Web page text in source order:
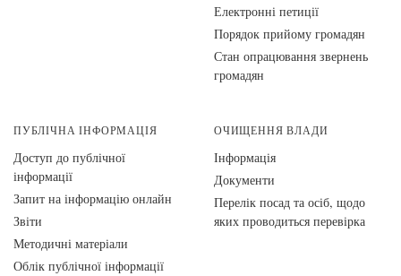
Електронні петиції
Порядок прийому громадян
Стан опрацювання звернень
громадян
ПУБЛІЧНА ІНФОРМАЦІЯ
Доступ до публічної
інформації
Запит на інформацію онлайн
Звіти
Методичні матеріали
Облік публічної інформації
ОЧИЩЕННЯ ВЛАДИ
Інформація
Документи
Перелік посад та осіб, щодо
яких проводиться перевірка